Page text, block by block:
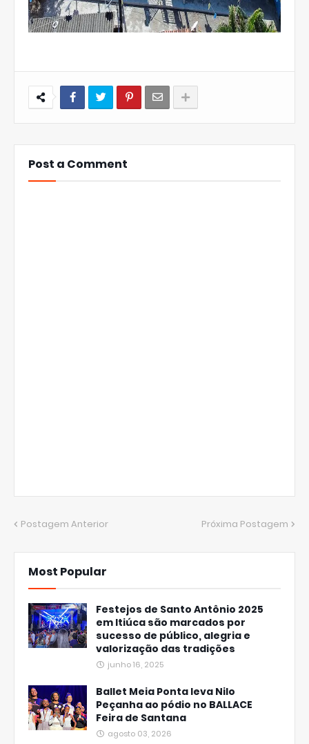
Post a Comment
Postagem Anterior Próxima Postagem
Most Popular
Festejos de Santo Antônio 2025
em Itiúca são marcados por
sucesso de público, alegria e
valorização das tradições
junho 16, 2025
Ballet Meia Ponta leva Nilo
Peçanha ao pódio no BALLACE
Feira de Santana
agosto 03, 2026